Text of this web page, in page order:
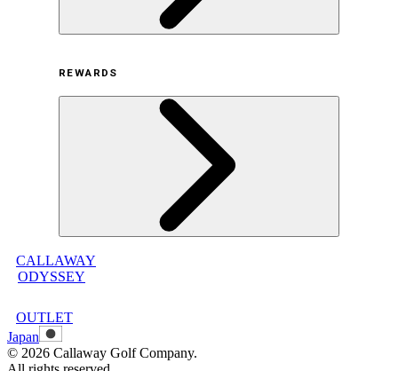
オンラインストア利用規約
プライバシーポリシー
特定商取引法に基づく表示
古物営業法に基づく表示
REWARDS
CALLAWAY
ODYSSEY
OUTLET
Japan
© 2026 Callaway Golf Company.